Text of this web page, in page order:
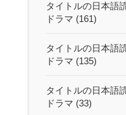
タイトルの日本語
ドラマ (161)
タイトルの日本語
ドラマ (135)
タイトルの日本語
ドラマ (33)